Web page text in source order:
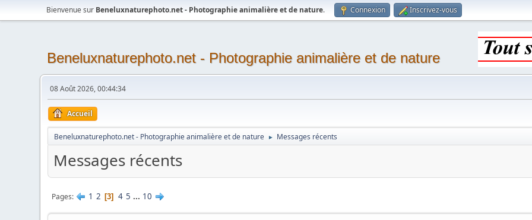
Bienvenue sur Beneluxnaturephoto.net - Photographie animalière et de nature. Connexion Inscrivez-vous
Beneluxnaturephoto.net - Photographie animalière et de nature
08 Août 2026, 00:44:34
Accueil
Beneluxnaturephoto.net - Photographie animalière et de nature ► Messages récents
Messages récents
Pages 1 2 3 4 5 ... 10